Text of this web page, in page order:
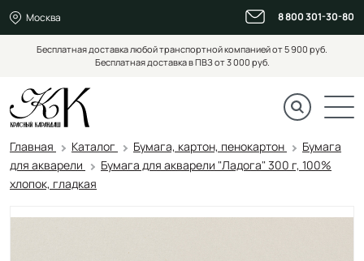
Москва 8 800 301-30-80
Бесплатная доставка любой транспортной компанией от 5 900 руб.
Бесплатная доставка в ПВЗ от 3 000 руб.
Главная Каталог Бумага, картон, пенокартон
Бумага
для акварели
Бумага для акварели "Ладога" 300 г, 100%
хлопок, гладкая